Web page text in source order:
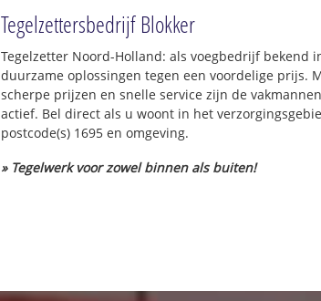
Tegelzettersbedrijf Blokker
Tegelzetter Noord-Holland: als voegbedrijf bekend
duurzame oplossingen tegen een voordelige prijs.
scherpe prijzen en snelle service zijn de
actief. Bel direct als u woont in het
postcode(s) 1695 en omgeving.
» Tegelwerk voor zowel binnen als buiten!